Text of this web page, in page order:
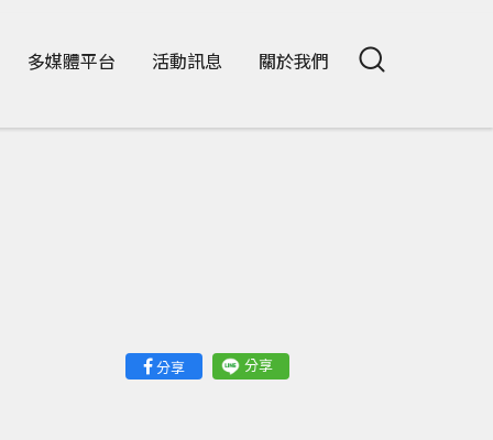
多媒體平台 活動訊息 關於我們
分享 分享